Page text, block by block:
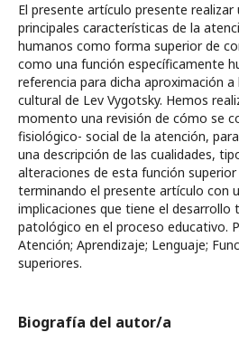
El presente artículo presente
principales características de la
humanos como forma superior de
como una función específicamente
referencia para dicha aproximación
cultural de Lev Vygotsky. Hemos
momento una revisión de cómo se
fisiológico- social de la atención,
una descripción de las cualidades,
alteraciones de esta función
terminando el presente artículo con
implicaciones que tiene el
patológico en el proceso educativo.
Atención; Aprendizaje; Lenguaje;
superiores.
Biografía del autor/a